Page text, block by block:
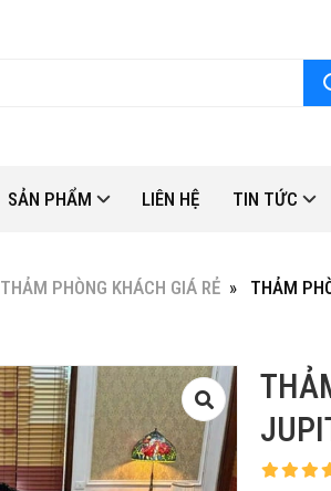
SẢN PHẨM LIÊN HỆ TIN TỨC
THẢM PHÒNG KHÁCH GIÁ RẺ THẢM